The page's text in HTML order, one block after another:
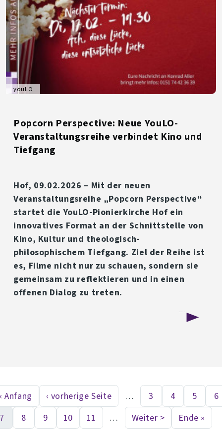
youLO
Popcorn Perspective: Neue YouLO-
Veranstaltungsreihe verbindet Kino und
Tiefgang
Hof, 09.02.2026 – Mit der neuen
Veranstaltungsreihe „Popcorn Perspective“
startet die YouLO-Pionierkirche Hof ein
innovatives Format an der Schnittstelle von
Kino, Kultur und theologisch-
philosophischem Tiefgang. Ziel der Reihe ist
es, Filme nicht nur zu schauen, sondern sie
gemeinsam zu reflektieren und in einen
offenen Dialog zu treten.
First page
Anfang Vorherige Seite
‹ vorherige Seite … Seite
3 Seite
4 Seite
5 6
Aktuelle Seite
7 Seite
8 Seite
9 Seite
10 Seite
11 … Nächste Seite
Weiter > Last
Ende »